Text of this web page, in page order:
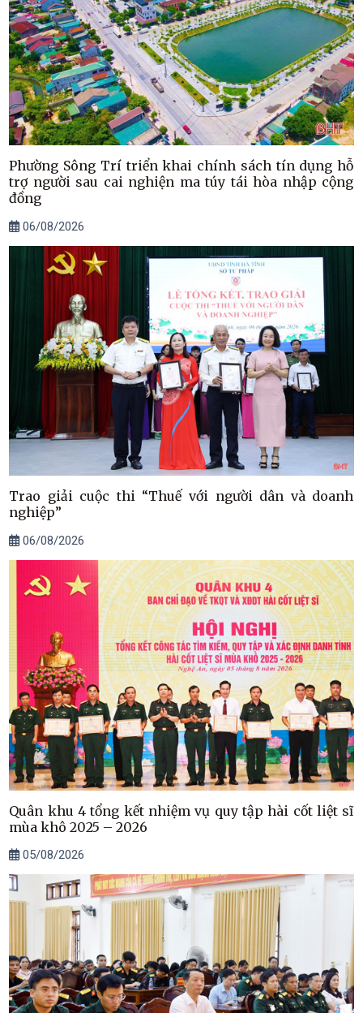
Phường Sông Trí triển khai chính sách tín dụng hỗ
trợ người sau cai nghiện ma túy tái hòa nhập cộng
đồng
06/08/2026
Trao giải cuộc thi “Thuế với người dân và doanh
nghiệp”
06/08/2026
Quân khu 4 tổng kết nhiệm vụ quy tập hài cốt liệt sĩ
mùa khô 2025 – 2026
05/08/2026